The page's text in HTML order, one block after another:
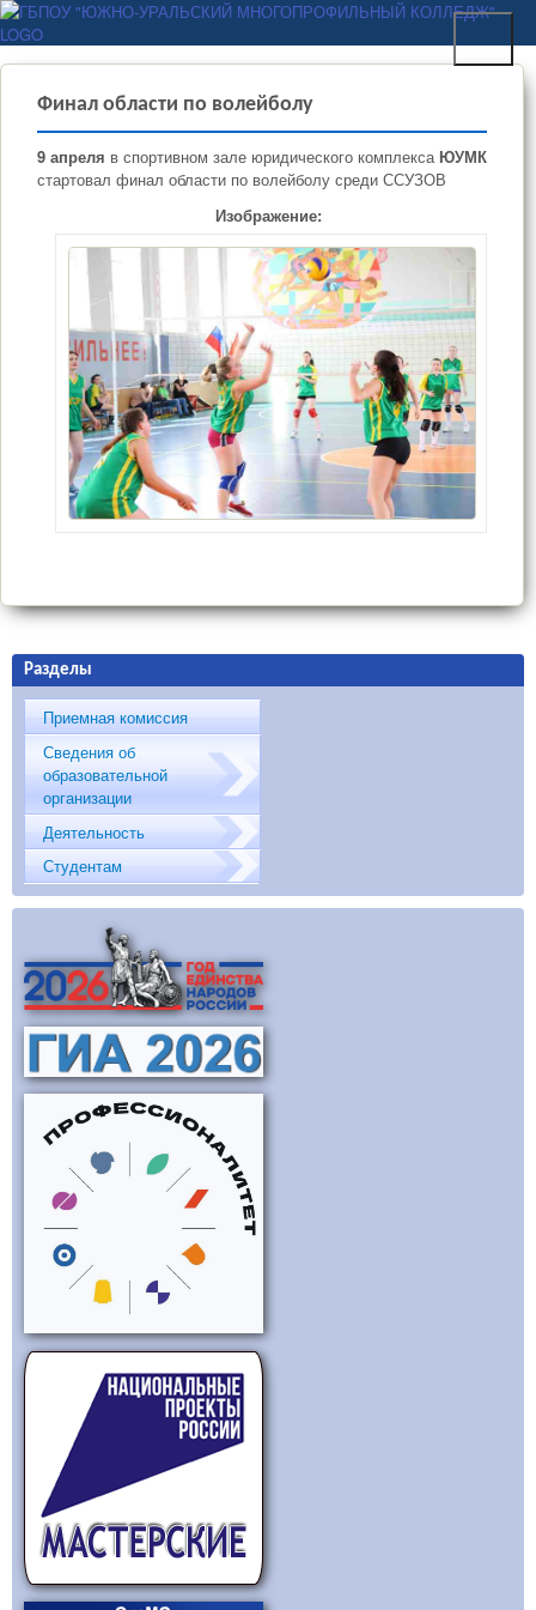
Перейти к основному
содержанию
ГБПОУ "ЮЖНО-
УРАЛЬСКИЙ
МНОГОПРОФИЛЬНЫЙ
КОЛЛЕДЖ"
Финал области по волейболу
9 апреля в спортивном зале юридического комплекса ЮУМК
стартовал финал области по волейболу среди ССУЗОВ
Изображение:
Разделы
Приемная комиссия
Сведения об
образовательной
организации
Деятельность
Студентам